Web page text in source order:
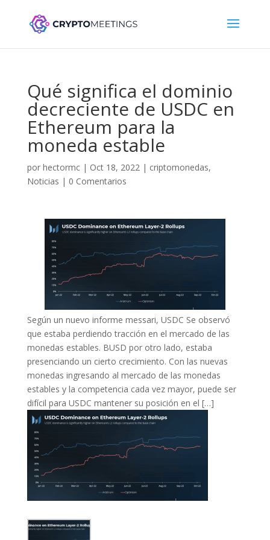
Qué significa el dominio
decreciente de USDC en
Ethereum para la
moneda estable
por hectormc| Oct 18, 2022| criptomonedas,
Noticias | 0 Comentarios
Según un nuevo informe messari, USDC Se observó
que estaba perdiendo tracción en el mercado de las
monedas estables. BUSD por otro lado, estaba
presenciando un cierto crecimiento. Con las nuevas
monedas ingresando al mercado de las monedas
estables y la competencia cada vez mayor, puede ser
difícil para USDC mantener su posición en el […]